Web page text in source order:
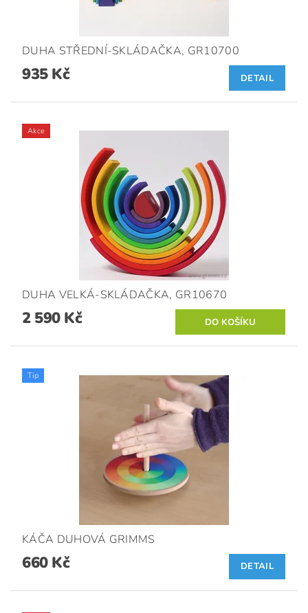
DUHA STŘEDNÍ-SKLÁDAČKA, GR10700
935 Kč DETAIL
Akce
DUHA VELKÁ-SKLÁDAČKA, GR10670
2 590 Kč
Tip
KÁČA DUHOVÁ GRIMMS
660 Kč DETAIL